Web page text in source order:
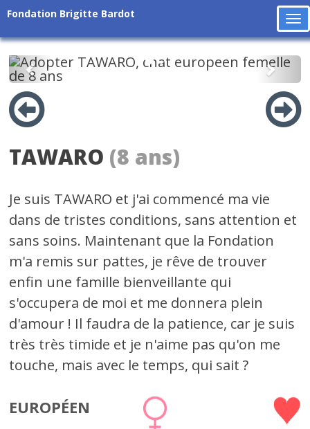
Fondation Brigitte Bardot
Précédent
TAWARO (8 ans)
Je suis TAWARO et j'ai commencé ma vie
dans de tristes conditions, sans attention et
sans soins. Maintenant que la Fondation
m'a remis sur pattes, je rêve de trouver
enfin une famille bienveillante qui
s'occupera de moi et me donnera plein
d'amour ! Il faudra de la patience, car je suis
très très timide et je n'aime pas qu'on me
touche, mais avec le temps, qui sait ?
EUROPÉEN